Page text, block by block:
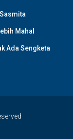
Mahal
Ada Sengketa